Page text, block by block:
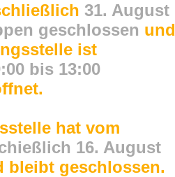
31. August
geschlossen und
ist
bis 13:00
hat vom
16. August
bleibt geschlossen.